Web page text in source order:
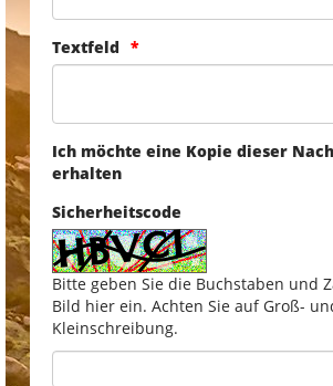
Textfeld
Ich möchte eine Kopie dieser
erhalten
Sicherheitscode
Bitte geben Sie die Buchstaben und
Bild hier ein. Achten Sie auf Groß-
Kleinschreibung.